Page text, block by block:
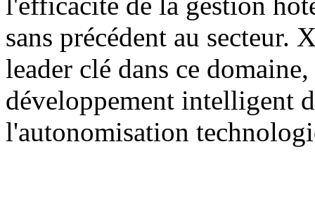
sans précédent au secteur.
leader clé dans ce
développement intelligent
l'autonomisation